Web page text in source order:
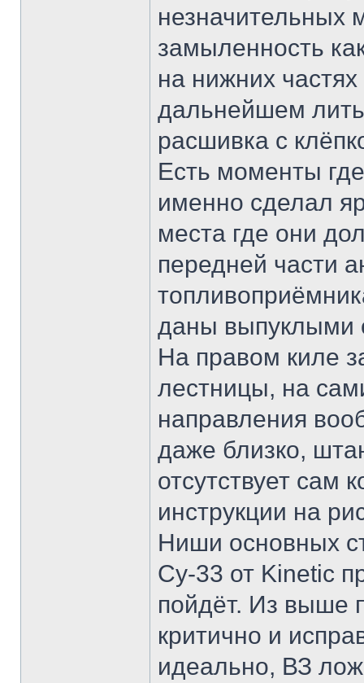
незначительных
замыленность
на нижних
дальнейшем
расшивка с
Есть моменты
именно сделал
места где они
передней части
даны выпуклыми
На правом киле
лестницы, на
направления
даже близко,
отсутствует сам
инструкции на
Ниши основных
Су-33 от Kinetic
пойдёт. Из выше
критично и
идеально, ВЗ